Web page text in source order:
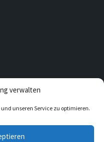
verwalten
unseren Service zu optimieren.